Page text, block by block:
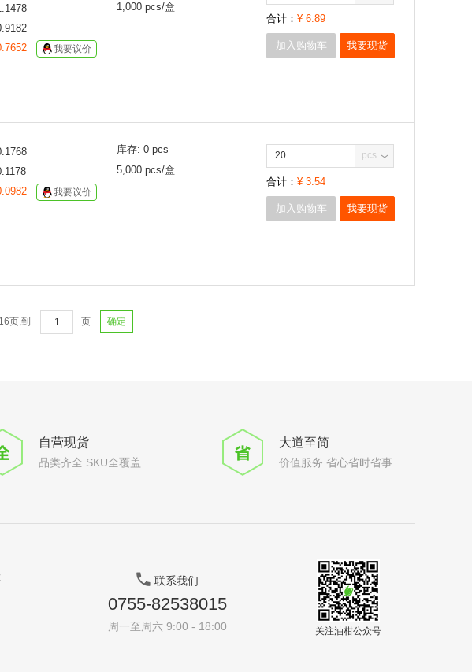
我要议价
1,000 pcs/盒
合计： ¥ 6.89
加入购物车 我要现货
我要议价
库存: 0 pcs
5,000 pcs/盒
pcs
合计： ¥ 3.54
加入购物车 我要现货
页,到 页 确定
自营现货
品类齐全 SKU全覆盖
大道至简
价值服务 省心省时省事
联系我们
0755-82538015
周一至周六 9:00 - 18:00 关注油柑公众号